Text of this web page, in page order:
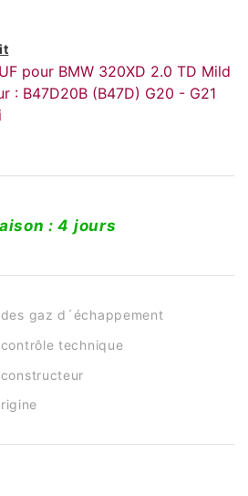
pour BMW 320XD 2.0 TD Mild
: B47D20B (B47D) G20 - G21
: 4 jours
gaz d´échappement
technique